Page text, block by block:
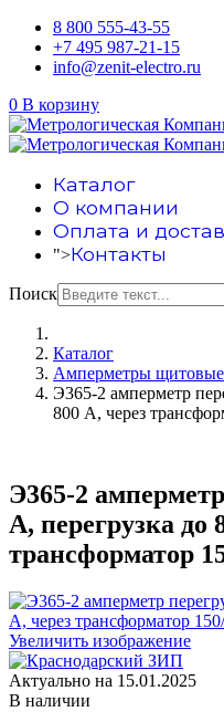
8 800 555-43-55
+7 495 987-21-15
info@zenit-electro.ru
0 В корзину
Каталог
О компании
Оплата и
">Контакты
Поиск
Каталог
Амперметры щитовые
Э365-2 амперметр
800 А, через
Э365-2
А, перегрузка до
трансформатор
Увеличить изображение
Актуально на 15.01.2025
В наличии